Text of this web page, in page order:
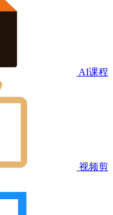
AI课程
视频剪